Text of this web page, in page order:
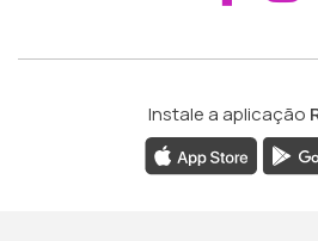
Instale a aplicação